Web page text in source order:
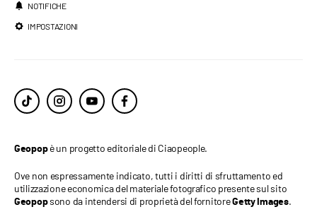
NOTIFICHE
IMPOSTAZIONI
Geopopè un progetto editoriale di Ciaopeople.
Ove non espressamente indicato, tutti i diritti di sfruttamento ed
utilizzazione economica del materiale fotografico presente sul sito
Geopopsono da intendersi di proprietà del fornitoreGetty Images.